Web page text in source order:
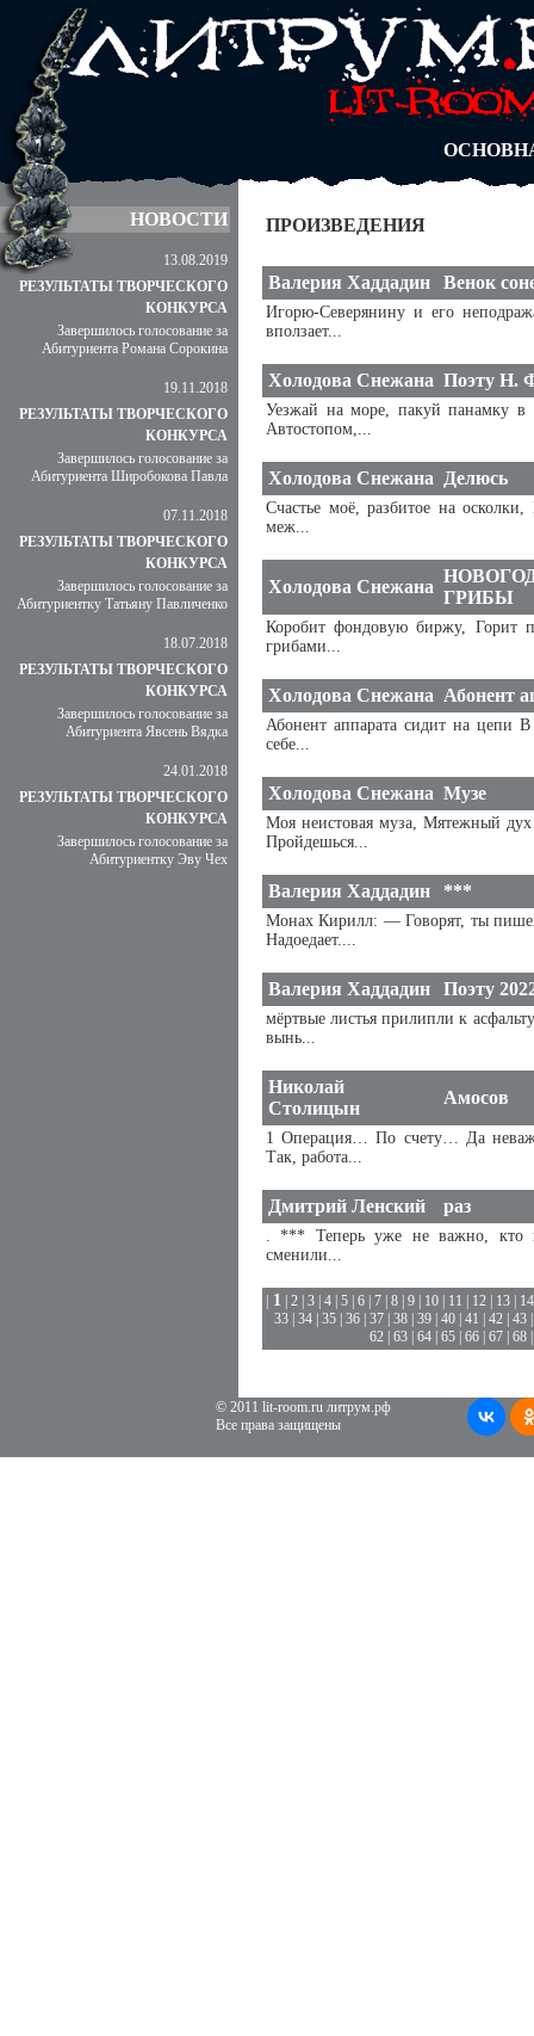
АВТОРЫ
БЛОГИ
АБИТУРА
НОВОСТИ
13.08.2019
РЕЗУЛЬТАТЫ ТВОРЧЕСКОГО
КОНКУРСА
Завершилось голосование за
Абитуриента Романа Сорокина
19.11.2018
РЕЗУЛЬТАТЫ ТВОРЧЕСКОГО
КОНКУРСА
Завершилось голосование за
Абитуриента Широбокова Павла
07.11.2018
РЕЗУЛЬТАТЫ ТВОРЧЕСКОГО
КОНКУРСА
Завершилось голосование за
Абитуриентку Татьяну Павличенко
18.07.2018
РЕЗУЛЬТАТЫ ТВОРЧЕСКОГО
КОНКУРСА
Завершилось голосование за
Абитуриента Явсень Вядка
24.01.2018
РЕЗУЛЬТАТЫ ТВОРЧЕСКОГО
КОНКУРСА
Завершилось голосование за
Абитуриентку Эву Чех
ПРОИЗВЕДЕНИЯ
Валерия Хаддадин Венок
Игорю-Северянину и его
вползает...
Холодова Снежана Поэту Н.
Уезжай на море, пакуй панамку в
Автостопом,...
Холодова Снежана Делюсь
Счастье моё, разбитое на
меж...
Холодова Снежана
ГРИБЫ
Коробит фондовую биржу, Горит
грибами...
Холодова Снежана Абонент
Абонент аппарата сидит на цепи
себе...
Холодова Снежана Музе
Моя неистовая муза, Мятежный дух
Пройдешься...
Валерия Хаддадин ***
Монах Кирилл: — Говорят, ты
Надоедает....
Валерия Хаддадин Поэту
мёртвые листья прилипли к
вынь...
Николай
Столицын
Амосов
1 Операция… По счету… Да
Так, работа...
Дмитрий Ленский раз
. *** Теперь уже не важно, кто
сменили...
1 2 3 4 5 6 7 8 9 10 11 12 13
14
33| 34| 35| 36| 37| 38| 39| 40| 41 42| 43
62| 63| 64| 65| 66| 67| 68
© 2011 lit-room.ru литрум.рф
Все права защищены